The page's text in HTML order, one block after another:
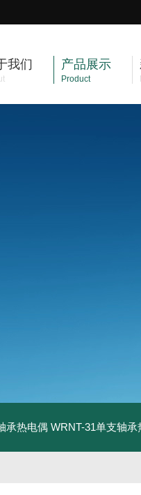
我们 产品展示
Product
承热电偶 WRNT-31单支轴承